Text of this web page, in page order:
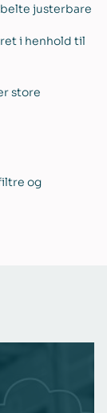
justerbare
i henhold til
store
og